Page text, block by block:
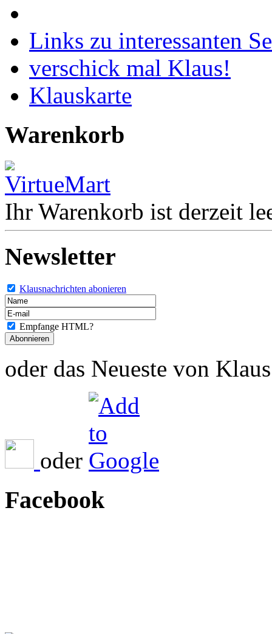
Links zu interessanten
verschick mal Klaus!
Klauskarte
Warenkorb
Ihr Warenkorb ist derzeit
Newsletter
Klausnachrichten abonieren
Empfange HTML?
oder das Neueste von
oder
Facebook